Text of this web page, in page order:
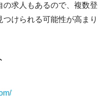
求人もあるので、複数登
けられる可能性が高まり